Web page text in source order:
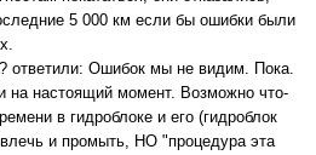
5 000 км если бы ошибки были
ответили: Ошибок мы не видим. Пока.
на настоящий момент. Возможно что-
в гидроблоке и его (гидроблок
и промыть, НО "процедура эта